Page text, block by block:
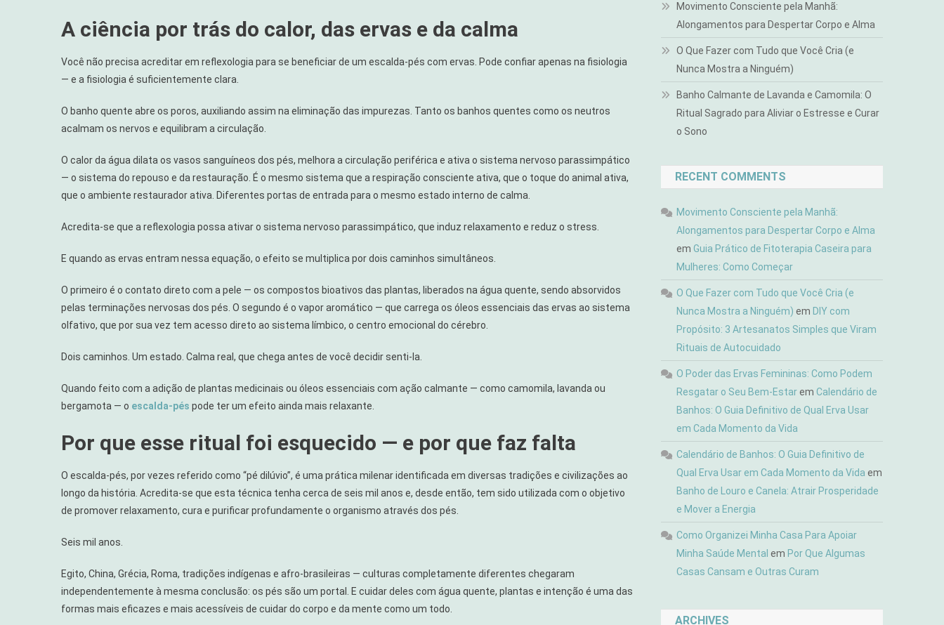
A ciência por trás do calor, das ervas e da calma
Você não precisa acreditar em reflexologia para se beneficiar de um escalda-pés com ervas. Pode confiar apenas na fisiologia
— e a fisiologia é suficientemente clara.
O banho quente abre os poros, auxiliando assim na eliminação das impurezas. Tanto os banhos quentes como os neutros
acalmam os nervos e equilibram a circulação.
O calor da água dilata os vasos sanguíneos dos pés, melhora a circulação periférica e ativa o sistema nervoso parassimpático
— o sistema do repouso e da restauração. É o mesmo sistema que a respiração consciente ativa, que o toque do animal ativa,
que o ambiente restaurador ativa. Diferentes portas de entrada para o mesmo estado interno de calma.
Acredita-se que a reflexologia possa ativar o sistema nervoso parassimpático, que induz relaxamento e reduz o stress.
E quando as ervas entram nessa equação, o efeito se multiplica por dois caminhos simultâneos.
O primeiro é o contato direto com a pele — os compostos bioativos das plantas, liberados na água quente, sendo absorvidos
pelas terminações nervosas dos pés. O segundo é o vapor aromático — que carrega os óleos essenciais das ervas ao sistema
olfativo, que por sua vez tem acesso direto ao sistema límbico, o centro emocional do cérebro.
Dois caminhos. Um estado. Calma real, que chega antes de você decidir senti-la.
Quando feito com a adição de plantas medicinais ou óleos essenciais com ação calmante — como camomila, lavanda ou
bergamota — o escalda-pés pode ter um efeito ainda mais relaxante.
Por que esse ritual foi esquecido — e por que faz falta
O escalda-pés, por vezes referido como “pé dilúvio”, é uma prática milenar identificada em diversas tradições e civilizações ao
longo da história. Acredita-se que esta técnica tenha cerca de seis mil anos e, desde então, tem sido utilizada com o objetivo
de promover relaxamento, cura e purificar profundamente o organismo através dos pés.
Seis mil anos.
Egito, China, Grécia, Roma, tradições indígenas e afro-brasileiras — culturas completamente diferentes chegaram
independentemente à mesma conclusão: os pés são um portal. E cuidar deles com água quente, plantas e intenção é uma das
formas mais eficazes e mais acessíveis de cuidar do corpo e da mente como um todo.
Movimento Consciente pela Manhã:
Alongamentos para Despertar Corpo e Alma
O Que Fazer com Tudo que Você Cria (e
Nunca Mostra a Ninguém)
Banho Calmante de Lavanda e Camomila: O
Ritual Sagrado para Aliviar o Estresse e Curar
o Sono
RECENT COMMENTS
Movimento Consciente pela Manhã:
Alongamentos para Despertar Corpo e Alma
emGuia Prático de Fitoterapia Caseira para
Mulheres: Como Começar
O Que Fazer com Tudo que Você Cria (e
Nunca Mostra a Ninguém) em DIY com
Propósito: 3 Artesanatos Simples que Viram
Rituais de Autocuidado
O Poder das Ervas Femininas: Como Podem
Resgatar o Seu Bem-EstaremCalendário de
Banhos: O Guia Definitivo de Qual Erva Usar
em Cada Momento da Vida
Calendário de Banhos: O Guia Definitivo de
Qual Erva Usar em Cada Momento da Vida em
Banho de Louro e Canela: Atrair Prosperidade
e Mover a Energia
Como Organizei Minha Casa Para Apoiar
Minha Saúde Mental em Por Que Algumas
Casas Cansam e Outras Curam
ARCHIVES